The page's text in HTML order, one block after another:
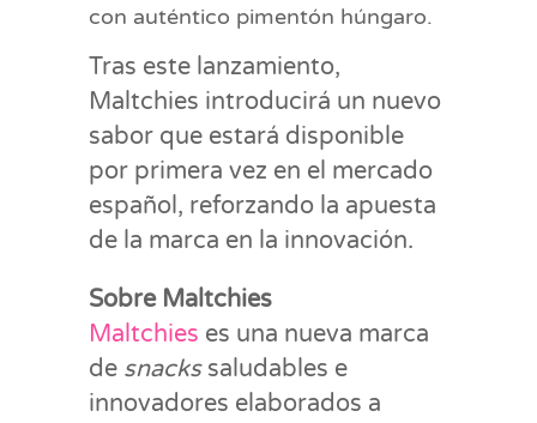
con auténtico pimentón húngaro.
Tras este lanzamiento,
Maltchies introducirá un nuevo
sabor que estará disponible
por primera vez en el mercado
español, reforzando la apuesta
de la marca en la innovación.
Sobre Maltchies
Maltchies es una nueva marca
de snackssaludables e
innovadores elaborados a